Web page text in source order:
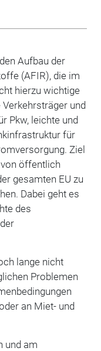
Aufbau der
(AFIR), die im
hierzu wichtige
und
Pkw, leichte und
für
Ziel
öffentlich
gesamten EU zu
Dabei geht es
des
lange nicht
Problemen
an Miet- und
und am